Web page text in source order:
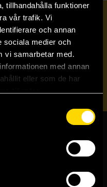
tillhandahålla funktioner
vår trafik. Vi
och annan
sociala medier och
vi samarbetar med.
med annan
eller som de har
nyhetsbrev
Skicka